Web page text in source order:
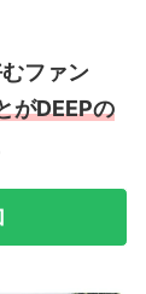
ファン
がDEEPの